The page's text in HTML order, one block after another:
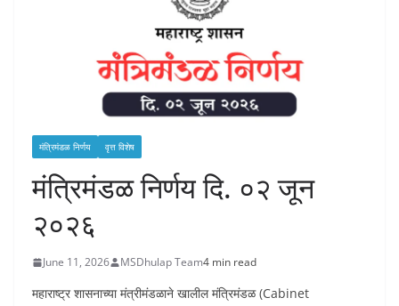
मंत्रिमंडळ निर्णय वृत्त विशेष
मंत्रिमंडळ निर्णय दि. ०२ जून
२०२६
June 11, 2026 MSDhulap Team4 min read
महाराष्ट्र शासनाच्या मंत्रीमंडळाने खालील मंत्रिमंडळ (Cabinet